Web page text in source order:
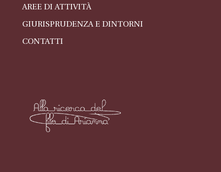
AREE DI ATTIVITÀ
GIURISPRUDENZA E DINTORNI
CONTATTI